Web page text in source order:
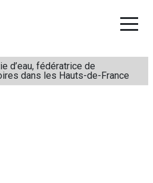
d’eau, fédératrice de
dans les Hauts-de-France